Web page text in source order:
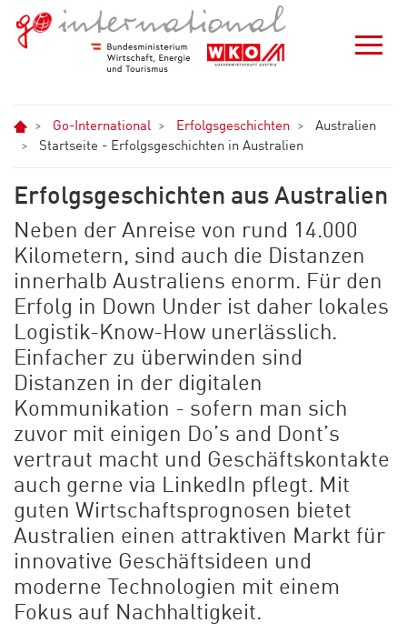
Zum Hauptinhalt springen
Zur Navigation springen
Zum Footer springen
Home Go-International Erfolgsgeschichten
Australien
Startseite - Erfolgsgeschichten in Australien
Erfolgsgeschichten aus Australien
Neben der Anreise von rund 14.000
Kilometern, sind auch die Distanzen
innerhalb Australiens enorm. Für den
Erfolg in Down Under ist daher lokales
Logistik-Know-How unerlässlich.
Einfacher zu überwinden sind
Distanzen in der digitalen
Kommunikation - sofern man sich
zuvor mit einigen Do’s and Dont’s
vertraut macht und Geschäftskontakte
auch gerne via LinkedIn pflegt. Mit
guten Wirtschaftsprognosen bietet
Australien einen attraktiven Markt für
innovative Geschäftsideen und
moderne Technologien mit einem
Fokus auf Nachhaltigkeit.